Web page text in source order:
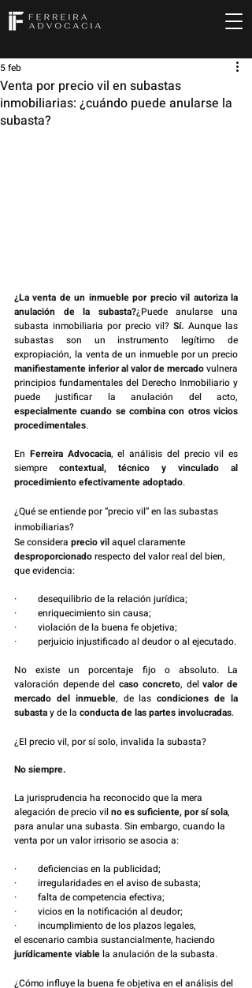
Venta por precio vil en subastas
inmobiliarias: ¿cuándo puede anularse la
subasta?
5 feb
¿La venta de un inmueble por precio vil autoriza la
anulación de la subasta?¿Puede anularse una
subasta inmobiliaria por precio vil? Sí. Aunque las
subastas son un instrumento legítimo de
manifiestamente inferior al valor de mercado vulnera
principios fundamentales del Derecho Inmobiliario y
especialmente cuando se combina con otros vicios
procedimentales.
En Ferreira Advocacia, el análisis del precio vil es
siempre contextual, técnico y vinculado al
procedimiento efectivamente adoptado.
¿Qué se entiende por “precio vil” en las subastas
inmobiliarias?
Se considera precio vil aquel claramente
desproporcionado respecto del valor real del bien,
que evidencia:
·         desequilibrio de la relación jurídica;
·         enriquecimiento sin causa;
·         violación de la buena fe objetiva;
·         perjuicio injustificado al deudor o al ejecutado.
No existe un porcentaje fijo o absoluto. La
valoración depende del caso concreto, del valor de
mercado del inmueble, de las condiciones de la
subasta y de la conducta de las partes involucradas.
¿El precio vil, por sí solo, invalida la subasta?
No siempre.
La jurisprudencia ha reconocido que la mera
alegación de precio vil no es suficiente, por sí sola,
para anular una subasta. Sin embargo, cuando la
venta por un valor irrisorio se asocia a:
·         deficiencias en la publicidad;
·         irregularidades en el aviso de subasta;
·         falta de competencia efectiva;
·         vicios en la notificación al deudor;
·         incumplimiento de los plazos legales,
el escenario cambia sustancialmente, haciendo
jurídicamente viable la anulación de la subasta.
¿Cómo influye la buena fe objetiva en el análisis del